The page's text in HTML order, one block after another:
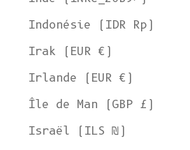
Indonésie (IDR Rp)
Irak (EUR €)
Irlande (EUR €)
Île de Man (GBP £)
Israël (ILS ₪)